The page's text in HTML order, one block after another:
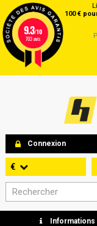
100 €
Connexion
€
Informations
9.3/10
703 avis